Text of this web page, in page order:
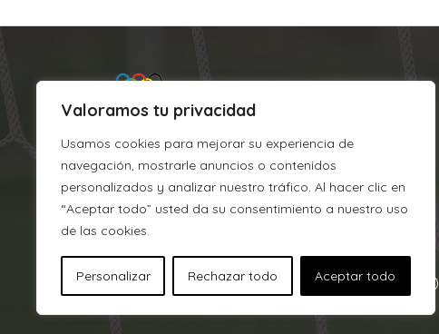
Valoramos tu privacidad
Usamos cookies para mejorar su experiencia de
navegación, mostrarle anuncios o contenidos
personalizados y analizar nuestro tráfico. Al hacer clic en
“Aceptar todo” usted da su consentimiento a nuestro uso
de las cookies.
Personalizar Rechazar todo Aceptar todo
J.M. Barandiaran, s/n
CP 215, 20700 Zumarraga (Gipuzkoa)